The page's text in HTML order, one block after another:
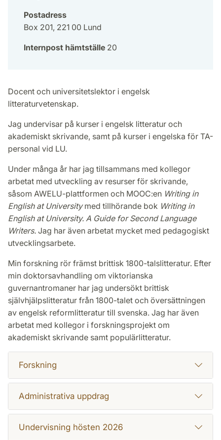
Postadress
Box 201, 221 00 Lund
Internpost hämtställe 20
Docent och universitetslektor i engelsk
litteraturvetenskap.
Jag undervisar på kurser i engelsk litteratur och
akademiskt skrivande, samt på kurser i engelska för TA-
personal vid LU.
Under många år har jag tillsammans med kollegor
arbetat med utveckling av resurser för skrivande,
såsom AWELU-plattformen och MOOC:en Writing in
English at Universitymed tillhörande bok Writing in
English at University. A Guide for Second Language
Writers. Jag har även arbetat mycket med pedagogiskt
utvecklingsarbete.
Min forskning rör främst brittisk 1800-talslitteratur. Efter
min doktorsavhandling om viktorianska
guvernantromaner har jag undersökt brittisk
självhjälpslitteratur från 1800-talet och översättningen
av engelsk reformlitteratur till svenska. Jag har även
arbetat med kollegor i forskningsprojekt om
akademiskt skrivande samt populärlitteratur.
Forskning
Administrativa uppdrag
Undervisning hösten 2026